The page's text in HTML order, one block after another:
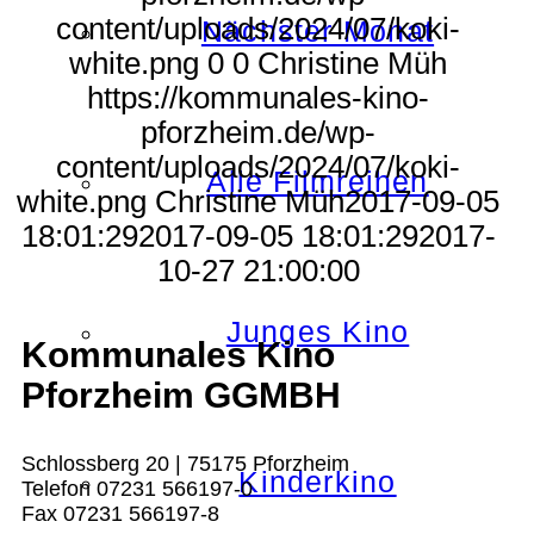
Nächster Monat
Alle Filmreihen
Junges Kino
Kinderkino
content/uploads/2024/07/koki-
white.png 0 0 Christine Müh
https://kommunales-kino-
pforzheim.de/wp-
content/uploads/2024/07/koki-
white.png Christine Müh2017-09-05
18:01:292017-09-05 18:01:292017-
10-27 21:00:00
Kommunales Kino
Pforzheim GGMBH
Schlossberg 20 | 75175 Pforzheim
Telefon 07231 566197-0
Fax 07231 566197-8